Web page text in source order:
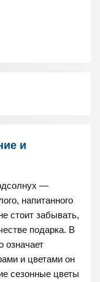
и
—
напитанного
стоит забывать,
подарка. В
означает
и цветами он
сезонные цветы